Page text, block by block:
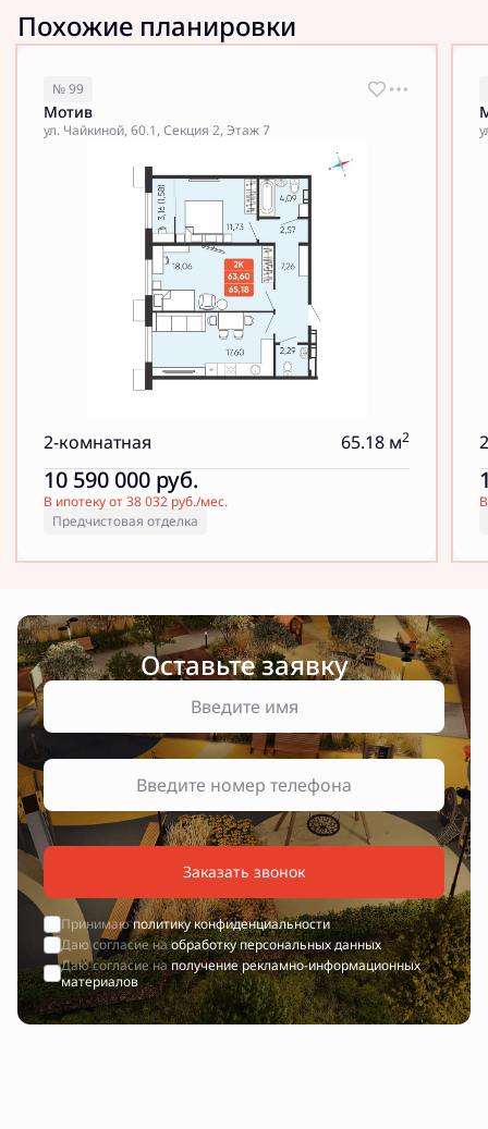
Похожие планировки
№ 99
Мотив
ул. Чайкиной, 60.1, Секция 2, Этаж 7
2-комнатная 65.18 м2
10 590 000 руб.
В ипотеку от 38 032 руб./мес.
Предчистовая отделка
Оставьте заявку
Заказать звонок
Принимаюполитику конфиденциальности
Даю согласие наобработку персональных данных
Даю согласие наполучение рекламно-информационных
материалов